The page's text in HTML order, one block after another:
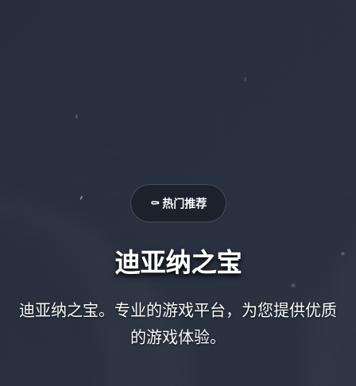
⚰️ 热门推荐
迪亚纳之宝
迪亚纳之宝。专业的游戏平台，为您提供优质
的游戏体验。